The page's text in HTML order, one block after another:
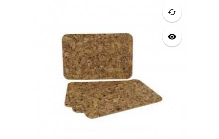
cached
visibility